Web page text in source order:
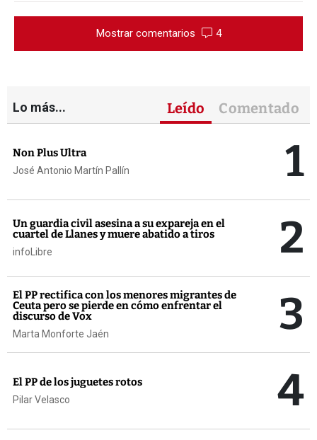
Mostrar comentarios 4
Lo más... Leído Comentado
Non Plus Ultra
José Antonio Martín Pallín 1
Un guardia civil asesina a su expareja en el
cuartel de Llanes y muere abatido a tiros
infoLibre 2
El PP rectifica con los menores migrantes de
Ceuta pero se pierde en cómo enfrentar el
discurso de Vox
Marta Monforte Jaén 3
El PP de los juguetes rotos
Pilar Velasco 4